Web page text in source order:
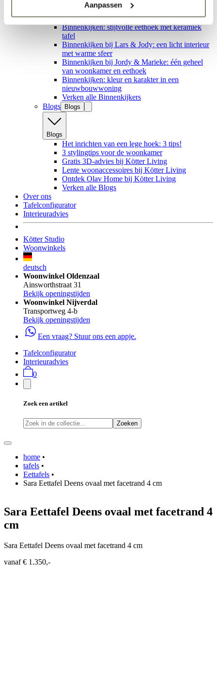
Aanpassen
Binnenkijken bij Lisette Lubbers: van strak
interieur naar warm thuis
Binnenkijken: stijlvolle eethoek met keramiek
tafel
Binnenkijken bij Lars & Jody: een licht interieur
met warme sfeer
Binnenkijken bij Jordy & Marieke: één geheel
van woonkamer en eethoek
Binnenkijken: kleur en karakter in een
nieuwbouwwoning
Verken alle Binnenkijkers
Blogs
Blogs
Blogs
Het inrichten van een lege hoek: 3 tips!
3 stylingtips voor de woonkamer
Gratis 3D-advies bij Kötter Living
Lente woonaccessoires bij Kötter Living
Ontdek Olav Home bij Kötter Living
Verken alle Blogs
Over ons
Tafelconfigurator
Interieuradvies
Kötter Studio
Woonwinkels
deutsch
Woonwinkel Oldenzaal
Ainsworthstraat 31
Bekijk openingstijden
Woonwinkel Nijverdal
Transportweg 4-b
Bekijk openingstijden
Een vraag? Stuur ons een appje.
Tafelconfigurator
Interieuradvies
0
Zoek een artikel
Zoeken
home •
tafels •
Eettafels •
Sara Eettafel Deens ovaal met facetrand 4 cm
Sara Eettafel Deens ovaal met facetrand 4
cm
Sara Eettafel Deens ovaal met facetrand 4 cm
vanaf € 1.350,-